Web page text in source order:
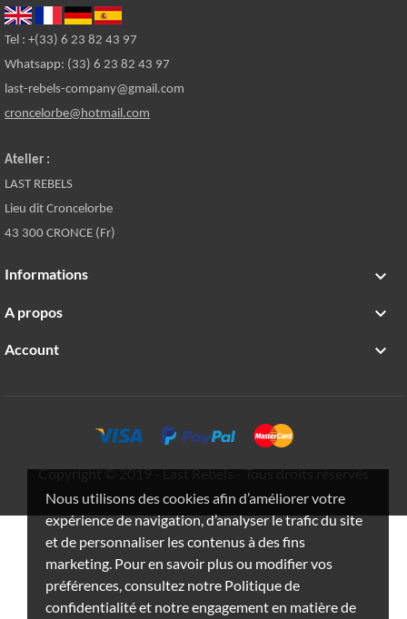
Nous utilisons des cookies afin d’améliorer votre
expérience de navigation, d’analyser le trafic du site
et de personnaliser les contenus à des fins
marketing. Pour en savoir plus ou modifier vos
préférences, consultez notre Politique de
confidentialité et notre engagement en matière de
Tel : +(33) 6 23 82 43 97
Whatsapp: (33) 6 23 82 43 97
last-rebels-company@gmail.com
croncelorbe@hotmail.com
Atelier :
LAST REBELS
Lieu dit Croncelorbe
43 300 CRONCE (Fr)
Informations 
A propos 
Account 
Copyright © 2019 - Last Rebels - Tous droits réservés